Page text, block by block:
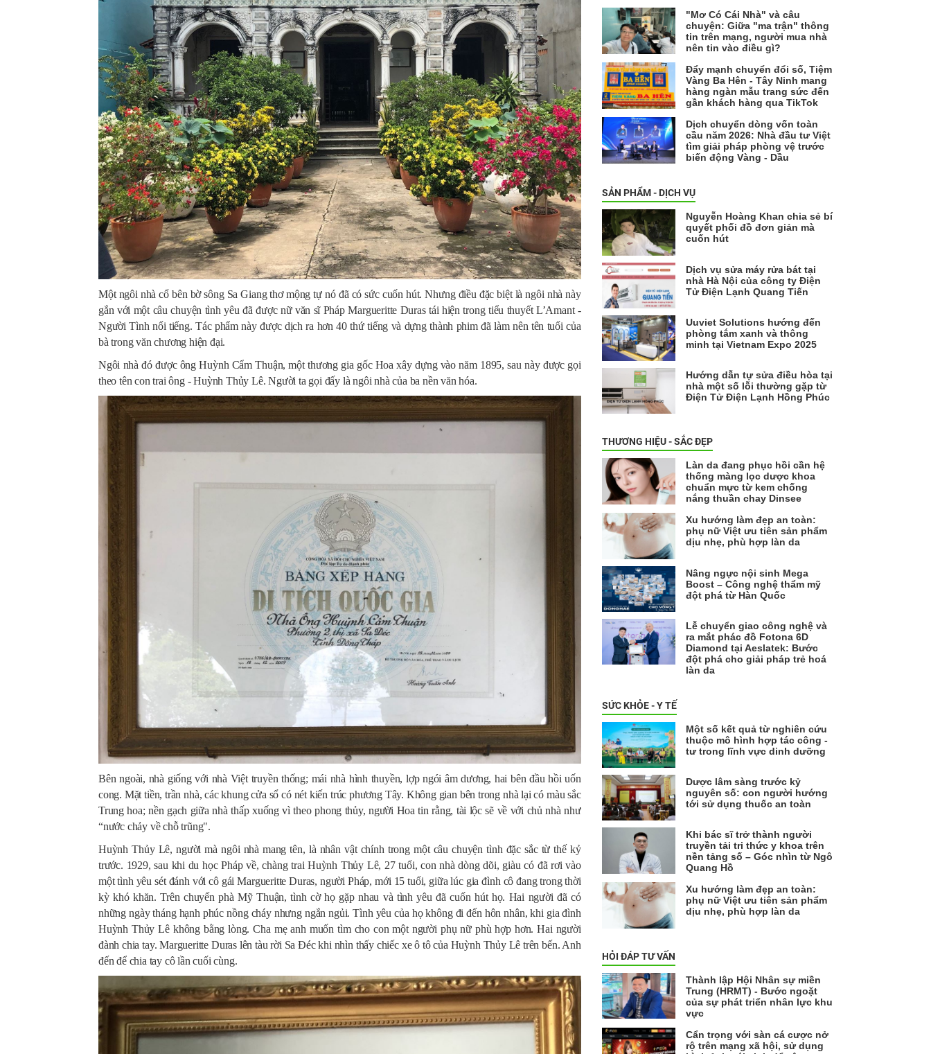
Một ngôi nhà cổ bên bờ sông Sa Giang thơ mộng tự nó đã có sức cuốn hút. Nhưng điều đặc biệt là ngôi nhà này
gắn với một câu chuyện tình yêu đã được nữ văn sĩ Pháp Margueritte Duras tái hiện trong tiểu thuyết L’Amant -
Người Tình nổi tiếng. Tác phẩm này được dịch ra hơn 40 thứ tiếng và dựng thành phim đã làm nên tên tuổi của
bà trong văn chương hiện đại.
Ngôi nhà đó được ông Huỳnh Cẩm Thuận, một thương gia gốc Hoa xây dựng vào năm 1895, sau này được gọi
theo tên con trai ông - Huỳnh Thủy Lê. Người ta gọi đấy là ngôi nhà của ba nền văn hóa.
Bên ngoài, nhà giống với nhà Việt truyền thống; mái nhà hình thuyền, lợp ngói âm dương, hai bên đầu hồi uốn
cong. Mặt tiền, trần nhà, các khung cửa sổ có nét kiến trúc phương Tây. Không gian bên trong nhà lại có màu sắc
Trung hoa; nền gạch giữa nhà thấp xuống vì theo phong thủy, người Hoa tin rằng, tài lộc sẽ về với chủ nhà như
“nước chảy về chỗ trũng".
Huỳnh Thủy Lê, người mà ngôi nhà mang tên, là nhân vật chính trong một câu chuyện tình đặc sắc từ thế kỷ
trước. 1929, sau khi du học Pháp về, chàng trai Huỳnh Thủy Lê, 27 tuổi, con nhà dòng dõi, giàu có đã rơi vào
một tình yêu sét đánh với cô gái Margueritte Duras, người Pháp, mới 15 tuổi, giữa lúc gia đình cô đang trong thời
kỳ khó khăn. Trên chuyến phà Mỹ Thuận, tình cờ họ gặp nhau và tình yêu đã cuốn hút họ. Hai người đã có
những ngày tháng hạnh phúc nồng cháy nhưng ngắn ngủi. Tình yêu của họ không đi đến hôn nhân, khi gia đình
Huỳnh Thủy Lê không bằng lòng. Cha mẹ anh muốn tìm cho con một người phụ nữ phù hợp hơn. Hai người
đành chia tay. Margueritte Duras lên tàu rời Sa Đéc khi nhìn thấy chiếc xe ô tô của Huỳnh Thủy Lê trên bến. Anh
đến để chia tay cô lần cuối cùng.
"Mơ Có Cái Nhà" và câu
chuyện: Giữa "ma trận" thông
tin trên mạng, người mua nhà
nên tin vào điều gì?
Đẩy mạnh chuyển đổi số, Tiệm
Vàng Ba Hên - Tây Ninh mang
hàng ngàn mẫu trang sức đến
gần khách hàng qua TikTok
Dịch chuyển dòng vốn toàn
cầu năm 2026: Nhà đầu tư Việt
tìm giải pháp phòng vệ trước
biến động Vàng - Dầu
SẢN PHẨM - DỊCH VỤ
Nguyễn Hoàng Khan chia sẻ bí
quyết phối đồ đơn giản mà
cuốn hút
Dịch vụ sửa máy rửa bát tại
nhà Hà Nội của công ty Điện
Tử Điện Lạnh Quang Tiến
Uuviet Solutions hướng đến
phòng tắm xanh và thông
minh tại Vietnam Expo 2025
Hướng dẫn tự sửa điều hòa tại
nhà một số lỗi thường gặp từ
Điện Tử Điện Lạnh Hồng Phúc
THƯƠNG HIỆU - SẮC ĐẸP
Làn da đang phục hồi cần hệ
thống màng lọc dược khoa
chuẩn mực từ kem chống
nắng thuần chay Dinsee
Xu hướng làm đẹp an toàn:
phụ nữ Việt ưu tiên sản phẩm
dịu nhẹ, phù hợp làn da
Nâng ngực nội sinh Mega
Boost – Công nghệ thẩm mỹ
đột phá từ Hàn Quốc
Lễ chuyển giao công nghệ và
ra mắt phác đồ Fotona 6D
Diamond tại Aeslatek: Bước
đột phá cho giải pháp trẻ hoá
làn da
SỨC KHỎE - Y TẾ
Một số kết quả từ nghiên cứu
thuộc mô hình hợp tác công -
tư trong lĩnh vực dinh dưỡng
Dược lâm sàng trước kỷ
nguyên số: con người hướng
tới sử dụng thuốc an toàn
Khi bác sĩ trở thành người
truyền tải tri thức y khoa trên
nền tảng số – Góc nhìn từ Ngô
Quang Hồ
Xu hướng làm đẹp an toàn:
phụ nữ Việt ưu tiên sản phẩm
dịu nhẹ, phù hợp làn da
HỎI ĐÁP TƯ VẤN
Thành lập Hội Nhân sự miền
Trung (HRMT) - Bước ngoặt
của sự phát triển nhân lực khu
vực
Cẩn trọng với sàn cá cược nở
rộ trên mạng xã hội, sử dụng